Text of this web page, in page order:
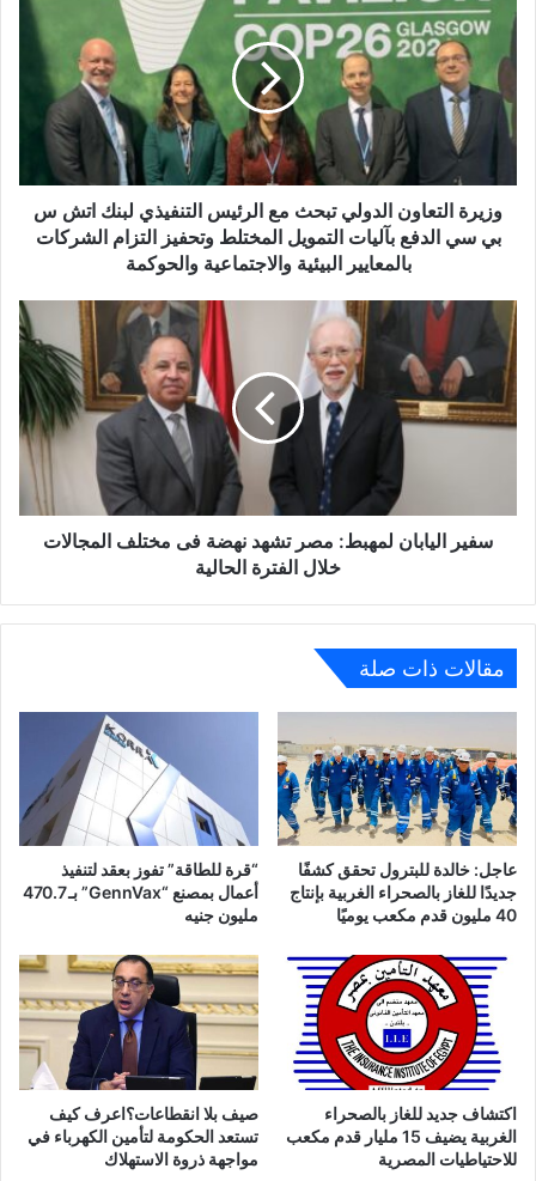
التعاون
الدولي
تبحث
الرئيس
التنفيذي
اتش
س
بآليات
التمويل
المختلط
وتحفيز
التزام
الشركات
والحوكمة
وزيرة التعاون الدولي تبحث مع الرئيس التنفيذي لبنك اتش س
بي سي الدفع بآليات التمويل المختلط وتحفيز التزام الشركات
بالمعايير البيئية والاجتماعية والحوكمة
سفير
اليابان
لمهبط:
مصر
تشهد
نهضة
المجالات
خلالسفير اليابان لمهبط: مصر تشهد نهضة فى مختلف المجالات
خلال الفترة الحالية
مقالات ذات صلة
عاجل: خالدة للبترول تحقق كشفًا
جديدًا للغاز بالصحراء الغربية بإنتاج
40 مليون قدم مكعب يوميًا
“قرة للطاقة” تفوز بعقد لتنفيذ
أعمال بمصنع “GennVax” بـ 470.7
مليون جنيه
اكتشاف جديد للغاز بالصحراء
الغربية يضيف 15 مليار قدم مكعب
للاحتياطيات المصرية
صيف بلا انقطاعات؟اعرف كيف
تستعد الحكومة لتأمين الكهرباء في
مواجهة ذروة الاستهلاك